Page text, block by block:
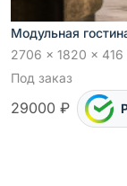
Модульная
2706 x 1820 x
Под заказ
29000 ₽